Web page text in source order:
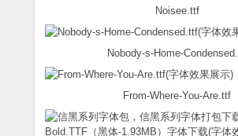
Noisee.ttf
Nobody-s-Home-
From-Where-You-Are.ttf